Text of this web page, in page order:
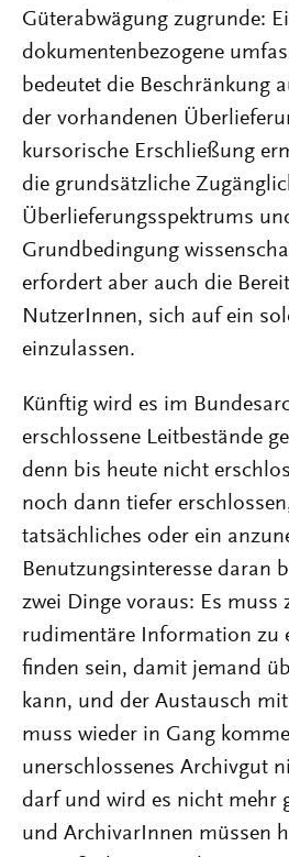
Güterabwägung zugrunde:
dokumentenbezogene
bedeutet die Beschränkung
der vorhandenen
kursorische Erschließung
die grundsätzliche
Überlieferungsspektrums
Grundbedingung
erfordert aber auch die
NutzerInnen, sich auf ein
einzulassen.
Künftig wird es im
erschlossene Leitbestände
denn bis heute nicht
noch dann tiefer
tatsächliches oder ein
Benutzungsinteresse daran
zwei Dinge voraus: Es muss
rudimentäre Information zu
finden sein, damit jemand
kann, und der Austausch
muss wieder in Gang
un­erschlossenes Archivgut
darf und wird es nicht mehr
und ArchivarInnen müssen